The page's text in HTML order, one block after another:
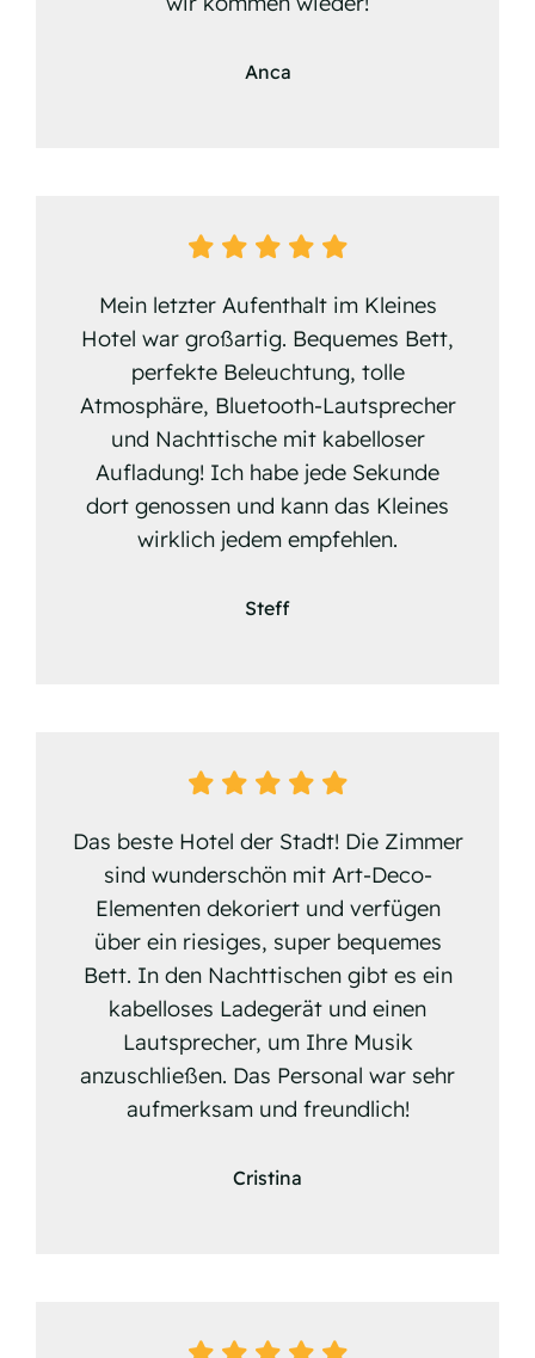
Anca
Mein letzter Aufenthalt im Kleines
Hotel war großartig. Bequemes Bett,
perfekte Beleuchtung, tolle
Atmosphäre, Bluetooth-Lautsprecher
und Nachttische mit kabelloser
Aufladung! Ich habe jede Sekunde
dort genossen und kann das Kleines
wirklich jedem empfehlen.
Steff
Das beste Hotel der Stadt! Die Zimmer
sind wunderschön mit Art-Deco-
Elementen dekoriert und verfügen
über ein riesiges, super bequemes
Bett. In den Nachttischen gibt es ein
kabelloses Ladegerät und einen
Lautsprecher, um Ihre Musik
anzuschließen. Das Personal war sehr
aufmerksam und freundlich!
Cristina